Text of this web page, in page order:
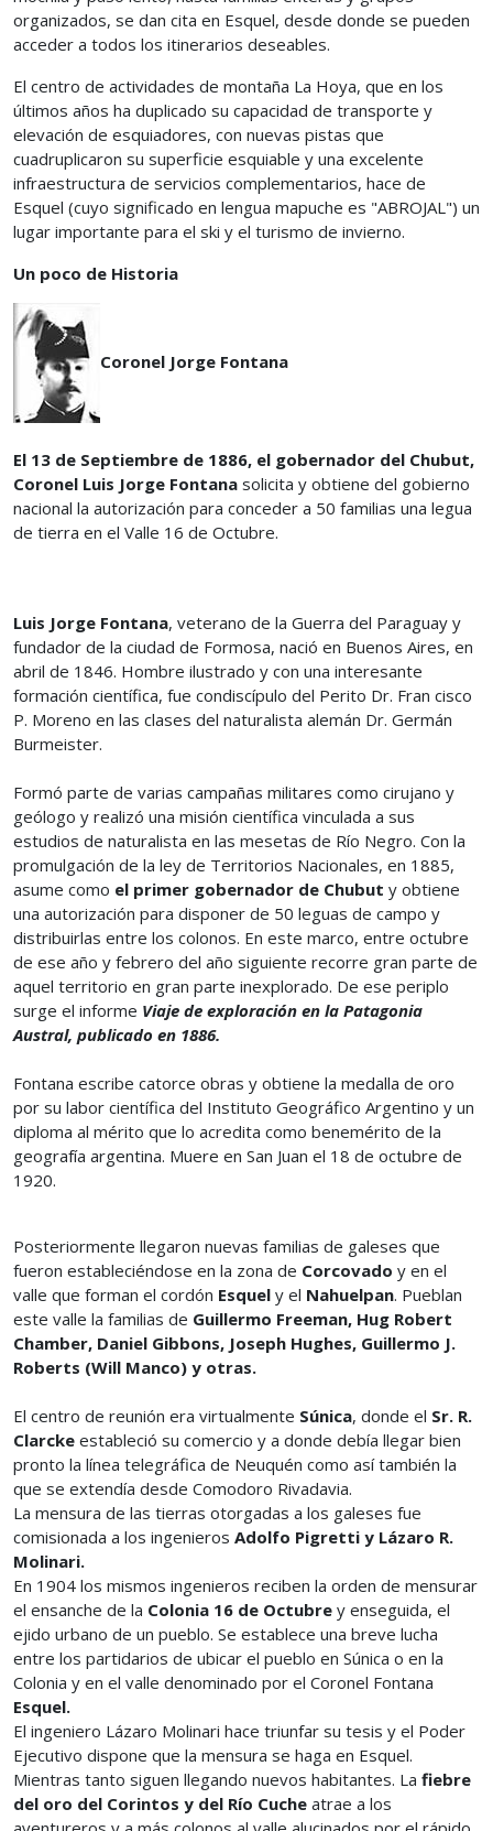
organizados, se dan cita en Esquel, desde donde se pueden
acceder a todos los itinerarios deseables.
El centro de actividades de montaña La Hoya, que en los
últimos años ha duplicado su capacidad de transporte y
elevación de esquiadores, con nuevas pistas que
cuadruplicaron su superficie esquiable y una excelente
infraestructura de servicios complementarios, hace de
Esquel (cuyo significado en lengua mapuche es "ABROJAL") un
lugar importante para el ski y el turismo de invierno.
Un poco de Historia
Coronel Jorge Fontana
El 13 de Septiembre de 1886, el gobernador del Chubut,
Coronel Luis Jorge Fontana solicita y obtiene del gobierno
nacional la autorización para conceder a 50 familias una legua
de tierra en el Valle 16 de Octubre.
Luis Jorge Fontana, veterano de la Guerra del Paraguay y
fundador de la ciudad de Formosa, nació en Buenos Aires, en
abril de 1846. Hombre ilustrado y con una interesante
formación científica, fue condiscípulo del Perito Dr. Fran cisco
P. Moreno en las clases del naturalista alemán Dr. Germán
Burmeister.
Formó parte de varias campañas militares como cirujano y
geólogo y realizó una misión científica vinculada a sus
estudios de naturalista en las mesetas de Río Negro. Con la
promulgación de la ley de Territorios Nacionales, en 1885,
asume como el primer gobernador de Chubut y obtiene
una autorización para disponer de 50 leguas de campo y
distribuirlas entre los colonos. En este marco, entre octubre
de ese año y febrero del año siguiente recorre gran parte de
aquel territorio en gran parte inexplorado. De ese periplo
surge el informe Viaje de exploración en la Patagonia
Austral, publicado en 1886.
Fontana escribe catorce obras y obtiene la medalla de oro
por su labor científica del Instituto Geográfico Argentino y un
diploma al mérito que lo acredita como benemérito de la
geografía argentina. Muere en San Juan el 18 de octubre de
1920.
Posteriormente llegaron nuevas familias de galeses que
fueron estableciéndose en la zona de Corcovado y en el
valle que forman el cordón Esquel y el Nahuelpan. Pueblan
este valle la familias de Guillermo Freeman, Hug Robert
Chamber, Daniel Gibbons, Joseph Hughes, Guillermo J.
Roberts (Will Manco) y otras.
El centro de reunión era virtualmente Súnica, donde el Sr. R.
Clarcke estableció su comercio y a donde debía llegar bien
pronto la línea telegráfica de Neuquén como así también la
que se extendía desde Comodoro Rivadavia.
La mensura de las tierras otorgadas a los galeses fue
comisionada a los ingenieros Adolfo Pigretti y Lázaro R.
Molinari.
En 1904 los mismos ingenieros reciben la orden de mensurar
el ensanche de la Colonia 16 de Octubre y enseguida, el
ejido urbano de un pueblo. Se establece una breve lucha
entre los partidarios de ubicar el pueblo en Súnica o en la
Colonia y en el valle denominado por el Coronel Fontana
Esquel.
El ingeniero Lázaro Molinari hace triunfar su tesis y el Poder
Ejecutivo dispone que la mensura se haga en Esquel.
Mientras tanto siguen llegando nuevos habitantes. La fiebre
del oro del Corintos y del Río Cuche atrae a los